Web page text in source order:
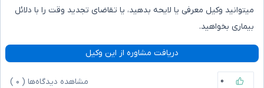
میتوانید وکیل معرفی یا لایحه بدهید، یا تقاضای تجدید وقت را با دلائل
بیماری بخواهید.
دریافت مشاوره از این وکیل
۰ مشاهده دیدگاه‌ها ( ۰